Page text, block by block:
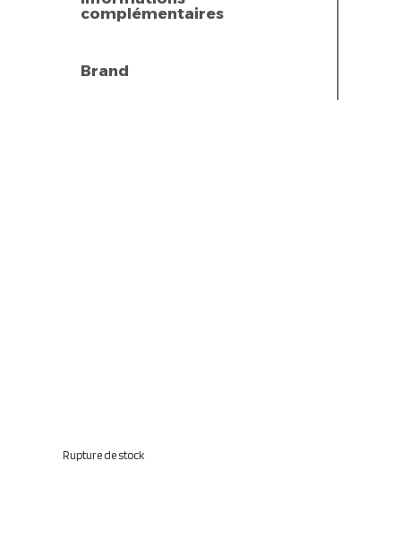
complémentaires
Brand
Rupture de stock